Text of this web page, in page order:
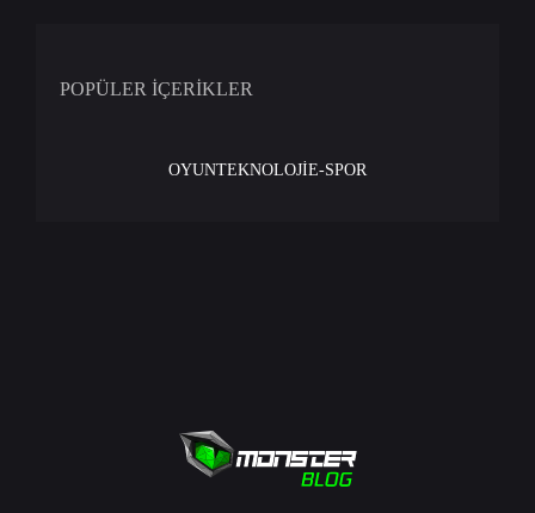
POPÜLER İÇERİKLER
OYUNTEKNOLOJİE-SPOR